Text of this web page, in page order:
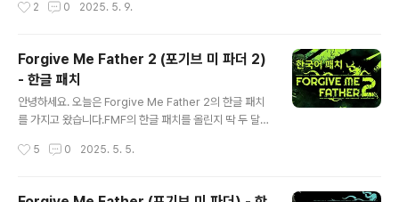
나오게 변경된 후로 그렇..
자세한 내용은 하단의 링크를 클릭하시면 됩니다. ▼ 게임
치, 팔레온 한글 패치, 페일리언 한글 패치, 건축, 생존, 전
략, 게임www.wmupdate.com
2 0 2025. 5. 9.
Forgive Me Father 2 (포기브 미 파더 2)
- 한글 패치
안녕하세요. 오늘은 Forgive Me Father 2의 한글 패치
를 가지고 왔습니다.FMF의 한글 패치를 올린지 딱 두 달만
야 올리게 됐습니다.자세한 내용과 한글 패치는 하단의 링
5 0 2025. 5. 5.